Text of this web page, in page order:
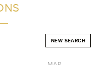
NEW SEARCH